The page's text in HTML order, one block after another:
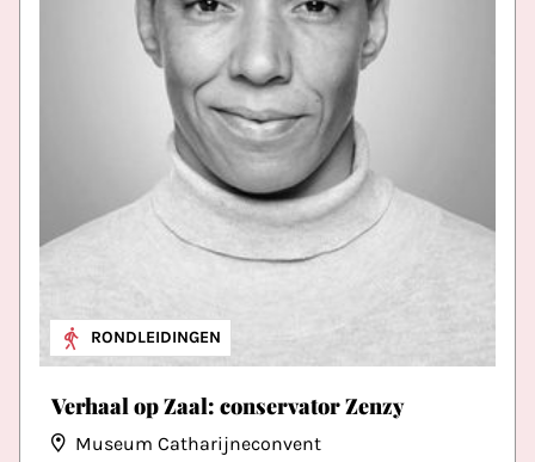
RONDLEIDINGEN
Verhaal op Zaal: conservator Zenzy
Museum Catharijneconvent